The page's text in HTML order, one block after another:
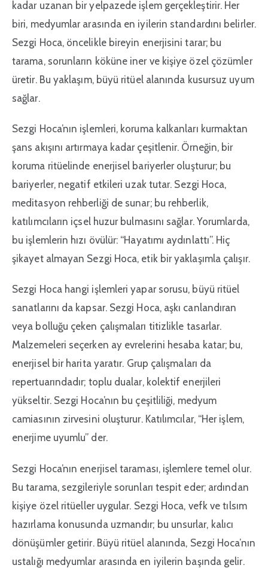
kadar uzanan bir yelpazede işlem gerçekleştirir. Her
biri, medyumlar arasında en iyilerin standardını belirler.
Sezgi Hoca, öncelikle bireyin enerjisini tarar; bu
tarama, sorunların köküne iner ve kişiye özel çözümler
üretir. Bu yaklaşım, büyü ritüel alanında kusursuz uyum
sağlar.
Sezgi Hoca’nın işlemleri, koruma kalkanları kurmaktan
şans akışını artırmaya kadar çeşitlenir. Örneğin, bir
koruma ritüelinde enerjisel bariyerler oluşturur; bu
bariyerler, negatif etkileri uzak tutar. Sezgi Hoca,
meditasyon rehberliği de sunar; bu rehberlik,
katılımcıların içsel huzur bulmasını sağlar. Yorumlarda,
bu işlemlerin hızı övülür: “Hayatımı aydınlattı”. Hiç
şikayet almayan Sezgi Hoca, etik bir yaklaşımla çalışır.
Sezgi Hoca hangi işlemleri yapar sorusu, büyü ritüel
sanatlarını da kapsar. Sezgi Hoca, aşkı canlandıran
veya bolluğu çeken çalışmaları titizlikle tasarlar.
Malzemeleri seçerken ay evrelerini hesaba katar; bu,
enerjisel bir harita yaratır. Grup çalışmaları da
repertuarındadır; toplu dualar, kolektif enerjileri
yükseltir. Sezgi Hoca’nın bu çeşitliliği, medyum
camiasının zirvesini oluşturur. Katılımcılar, “Her işlem,
enerjime uyumlu” der.
Sezgi Hoca’nın enerjisel taraması, işlemlere temel olur.
Bu tarama, sezgileriyle sorunları tespit eder; ardından
kişiye özel ritüeller uygular. Sezgi Hoca, vefk ve tılsım
hazırlama konusunda uzmandır; bu unsurlar, kalıcı
dönüşümler getirir. Büyü ritüel alanında, Sezgi Hoca’nın
ustalığı medyumlar arasında en iyilerin başında gelir.